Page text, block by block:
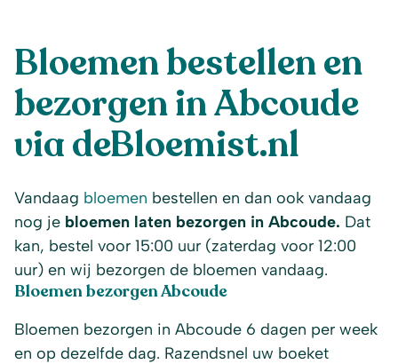
Bloemen bestellen en
bezorgen in Abcoude
via deBloemist.nl
Vandaag bloemen bestellen en dan ook vandaag
nog je bloemen laten bezorgen in Abcoude. Dat
kan, bestel voor 15:00 uur (zaterdag voor 12:00
uur) en wij bezorgen de bloemen vandaag.
Bloemen bezorgen Abcoude
Bloemen bezorgen in Abcoude 6 dagen per week
en op dezelfde dag. Razendsnel uw boeket